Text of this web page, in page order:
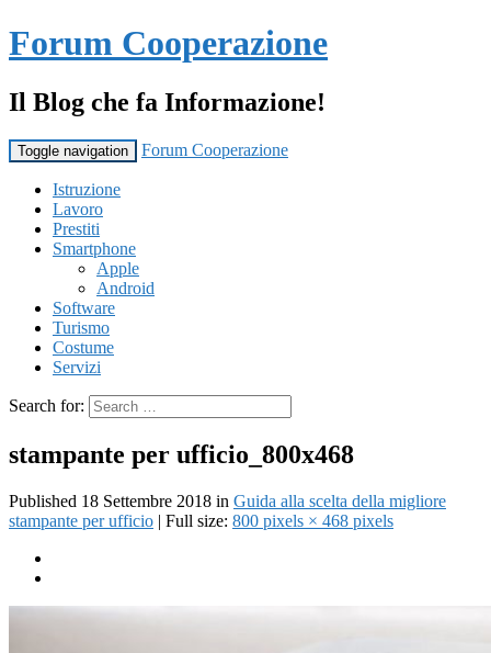
Forum Cooperazione
Il Blog che fa Informazione!
Toggle navigation Forum Cooperazione
Istruzione
Lavoro
Prestiti
Smartphone
Apple
Android
Software
Turismo
Costume
Servizi
Search for:
stampante per ufficio_800x468
Published 18 Settembre 2018 in Guida alla scelta della migliore
stampante per ufficio | Full size: 800 pixels × 468 pixels